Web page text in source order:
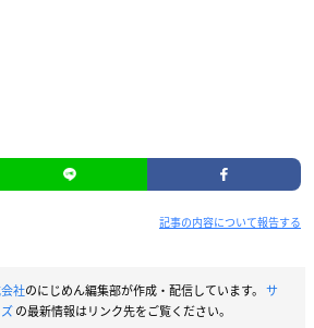
記事の内容について報告する
社のにじめん編集部が作成・配信しています。 サ
の最新情報はリンク先をご覧ください。